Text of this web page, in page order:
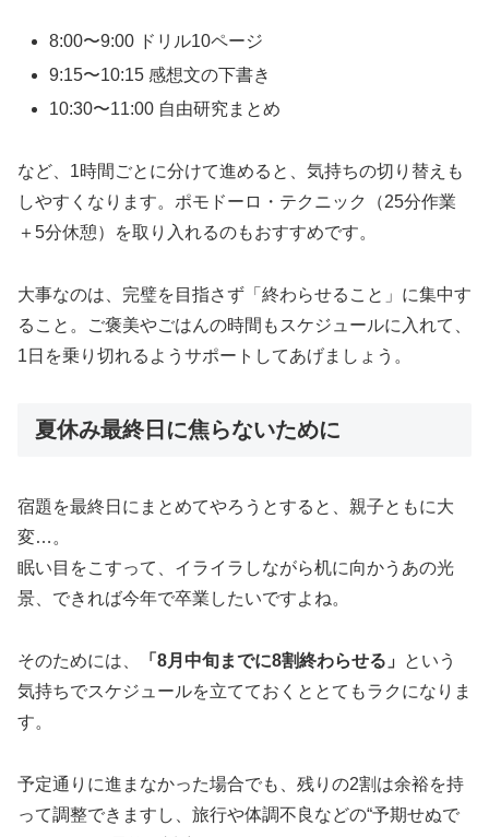
8:00〜9:00 ドリル10ページ
9:15〜10:15 感想文の下書き
10:30〜11:00 自由研究まとめ
など、1時間ごとに分けて進めると、気持ちの切り替えも
しやすくなります。ポモドーロ・テクニック（25分作業
＋5分休憩）を取り入れるのもおすすめです。
大事なのは、完璧を目指さず「終わらせること」に集中す
ること。ご褒美やごはんの時間もスケジュールに入れて、
1日を乗り切れるようサポートしてあげましょう。
夏休み最終日に焦らないために
宿題を最終日にまとめてやろうとすると、親子ともに大
変…。
眠い目をこすって、イライラしながら机に向かうあの光
景、できれば今年で卒業したいですよね。
そのためには、 「8月中旬までに8割終わらせる」
という
気持ちでスケジュールを立てておくととてもラクになりま
す。
予定通りに進まなかった場合でも、残りの2割は余裕を持
って調整できますし、旅行や体調不良などの“予期せぬで